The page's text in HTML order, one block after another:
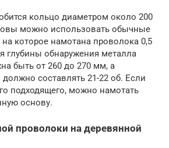
кольцо диаметром около 200
можно использовать обычные
которое намотана проволока 0,5
глубины обнаружения металла
быть от 260 до 270 мм, а
составлять 21-22 об. Если
подходящего, можно намотать
основу.
проволоки на деревянной